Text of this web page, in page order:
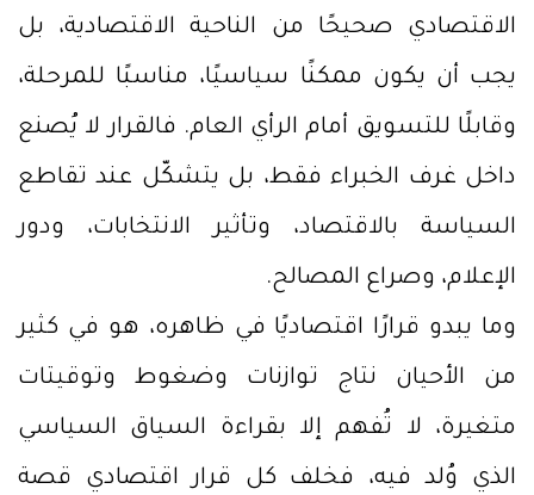
الاقتصادي صحيحًا من الناحية الاقتصادية، بل
يجب أن يكون ممكنًا سياسيًا، مناسبًا للمرحلة،
وقابلًا للتسويق أمام الرأي العام. فالقرار لا يُصنع
داخل غرف الخبراء فقط، بل يتشكّل عند تقاطع
السياسة بالاقتصاد، وتأثير الانتخابات، ودور
الإعلام، وصراع المصالح.
وما يبدو قرارًا اقتصاديًا في ظاهره، هو في كثير
من الأحيان نتاج توازنات وضغوط وتوقيتات
متغيرة، لا تُفهم إلا بقراءة السياق السياسي
الذي وُلد فيه، فخلف كل قرار اقتصادي قصة